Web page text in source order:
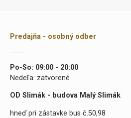
Predajňa - osobný odber
Po-So: 09:00 - 20:00
Nedeľa: zatvorené
OD Slimák - budova Malý Slimák
hneď pri zástavke bus č.50,98